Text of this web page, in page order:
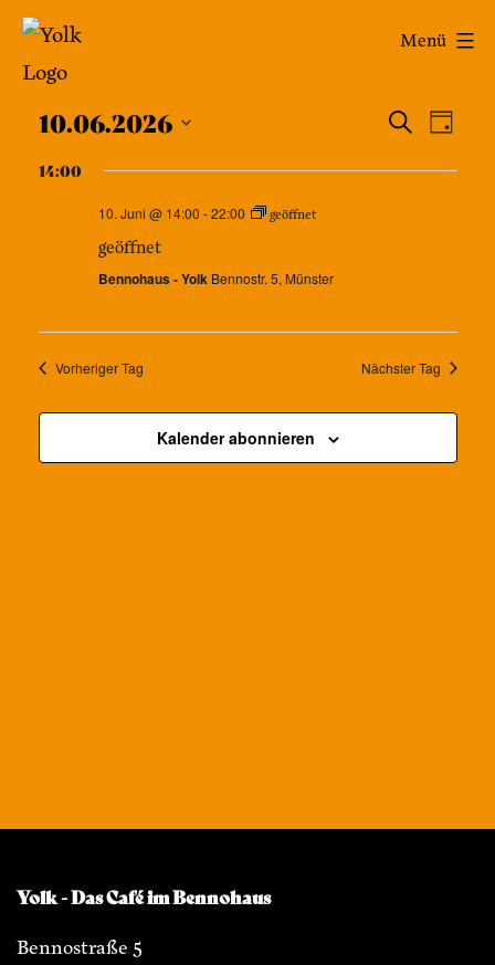
Zum
springen
Yolk
-
Das
Menü
SucheTag
10.06.2026
14:00
10. Juni @ 14:00 -22:00 geöffnet
geöffnet
Bennohaus - Yolk Bennostr. 5, Münster
Vorheriger Tag Nächster Tag
Kalender abonnieren
Yolk - Das Café im Bennohaus
Bennostraße 5